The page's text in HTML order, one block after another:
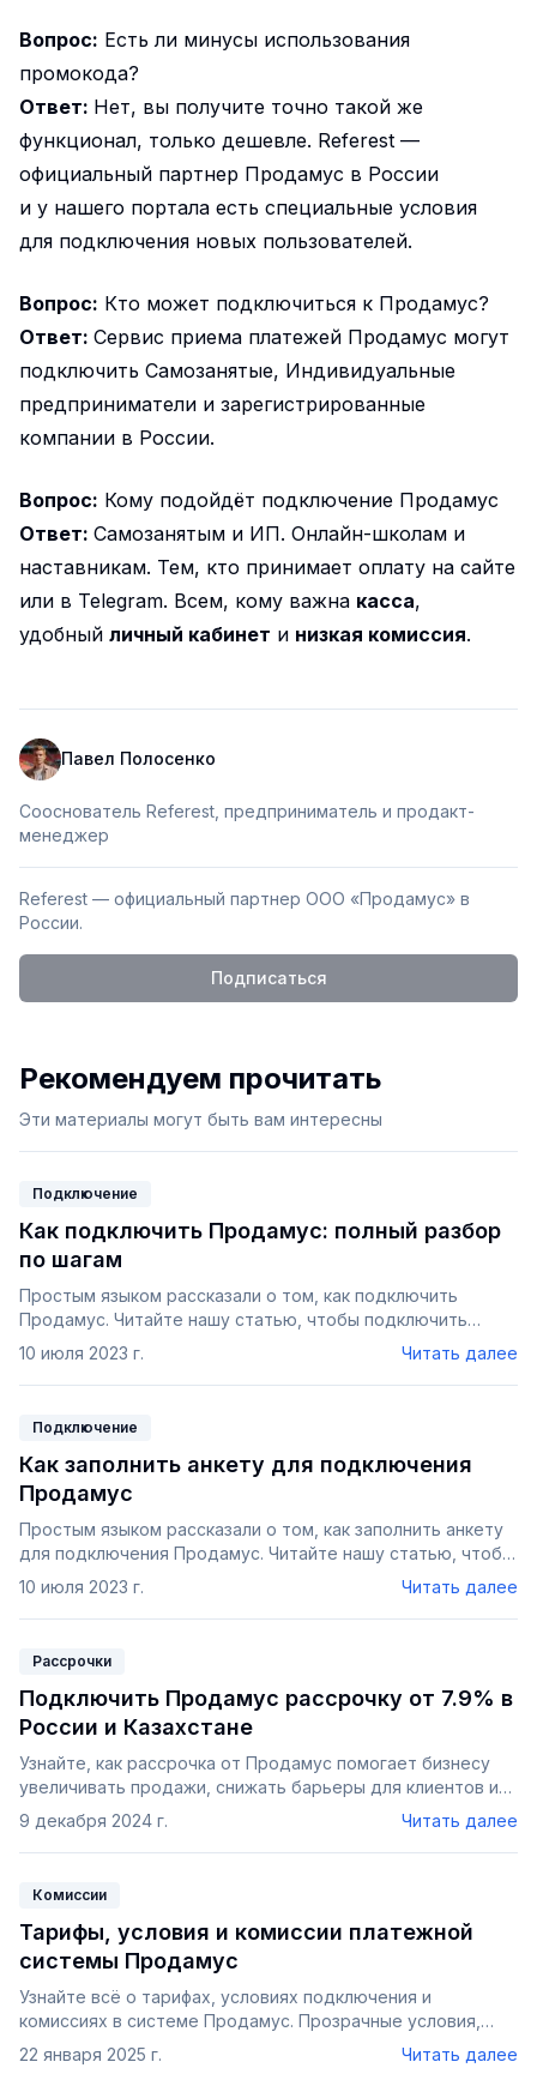
Вопрос: Есть ли минусы использования
промокода?
Ответ: Нет, вы получите точно такой же
функционал, только дешевле. Referest —
официальный партнер Продамус в России
и у нашего портала есть специальные условия
для подключения новых пользователей.
Вопрос: Кто может подключиться к Продамус?
Ответ: Сервис приема платежей Продамус могут
подключить Самозанятые, Индивидуальные
предприниматели и зарегистрированные
компании в России.
Вопрос: Кому подойдёт подключение Продамус
Ответ: Самозанятым и ИП. Онлайн-школам и
наставникам. Тем, кто принимает оплату на сайте
или в Telegram. Всем, кому важна касса,
удобный личный кабинет и низкая комиссия.
Павел Полосенко
Сооснователь Referest, предприниматель и продакт-
менеджер
Referest — официальный партнер ООО «Продамус» в
России.
Подписаться
Рекомендуем прочитать
Эти материалы могут быть вам интересны
Подключение
Как подключить Продамус: полный разбор
по шагам
Простым языком рассказали о том, как подключить
Продамус. Читайте нашу статью, чтобы подключить
прием оплат для ваших товаров или услуг.
10 июля 2023 г. Читать далее
Подключение
Как заполнить анкету для подключения
Продамус
Простым языком рассказали о том, как заполнить анкету
для подключения Продамус. Читайте нашу статью, чтобы
подключить прием оплат для ваших товаров или услуг.
10 июля 2023 г. Читать далее
Рассрочки
Подключить Продамус рассрочку от 7.9% в
России и Казахстане
Узнайте, как рассрочка от Продамус помогает бизнесу
увеличивать продажи, снижать барьеры для клиентов и
привлекать новых покупателей. Простое подключение,
гибкие условия и мгновенное одобрение заявок.
9 декабря 2024 г. Читать далее
Комиссии
Тарифы, условия и комиссии платежной
системы Продамус
Узнайте всё о тарифах, условиях подключения и
комиссиях в системе Продамус. Прозрачные условия,
гибкие тарифы и льготный период для вашего бизнеса.
Подробности о комиссиях за карты, рассрочки и оплату
22 января 2025 г. Читать далее